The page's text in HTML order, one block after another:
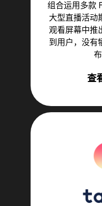
组合运用多款
大型直播活动
观看屏幕中推
到用户，没有
查